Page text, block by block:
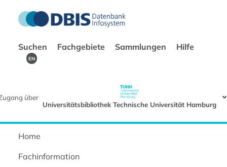
Suchen Fachgebiete Sammlungen Hilfe
EN
über
Universitätsbibliothek Technische Universität Hamburg
Home
Fachinformation